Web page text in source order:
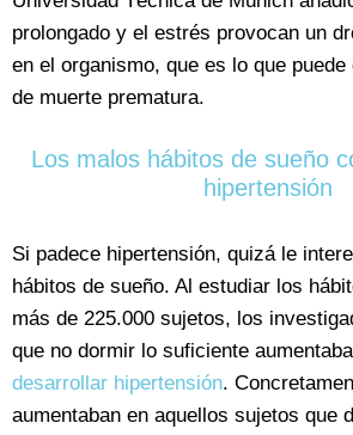
prolongado y el estrés provocan un
en el organismo, que es lo que
de muerte prematura.
Los malos hábitos de sueño
hipertensión
Si padece hipertensión, quizá le
hábitos de sueño. Al estudiar los
más de 225.000 sujetos, los
que no dormir lo suficiente
desarrollar hipertensión.
aumentaban en aquellos sujetos que